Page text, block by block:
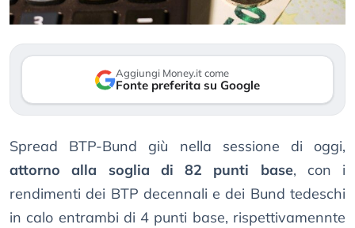
Aggiungi Money.it come
Fonte preferita su Google
Spread BTP-Bund giù nella sessione di oggi,
attorno alla soglia di 82 punti base, con i
rendimenti dei BTP decennali e dei Bund tedeschi
in calo entrambi di 4 punti base, rispettivamennte